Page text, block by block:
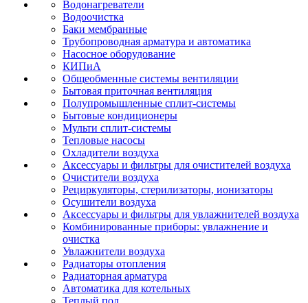
Водонагреватели
Водоочистка
Баки мембранные
Трубопроводная арматура и автоматика
Насосное оборудование
КИПиА
Общеобменные системы вентиляции
Бытовая приточная вентиляция
Полупромышленные сплит-системы
Бытовые кондиционеры
Мульти сплит-системы
Тепловые насосы
Охладители воздуха
Аксессуары и фильтры для очистителей воздуха
Очистители воздуха
Рециркуляторы, стерилизаторы, ионизаторы
Осушители воздуха
Аксессуары и фильтры для увлажнителей воздуха
Комбинированные приборы: увлажнение и
очистка
Увлажнители воздуха
Радиаторы отопления
Радиаторная арматура
Автоматика для котельных
Теплый пол